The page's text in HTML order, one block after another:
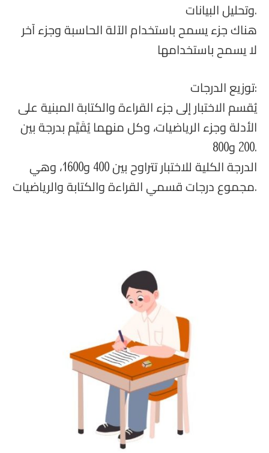
وتحليل البيانات.
هناك جزء يسمح باستخدام الآلة الحاسبة وجزء آخر
لا يسمح باستخدامها
توزيع الدرجات:
يُقسم الاختبار إلى جزء القراءة والكتابة المبنية على
الأدلة وجزء الرياضيات، وكل منهما يُقَيَّم بدرجة بين
200 و800.
الدرجة الكلية للاختبار تتراوح بين 400 و1600، وهي
مجموع درجات قسمي القراءة والكتابة والرياضيات.